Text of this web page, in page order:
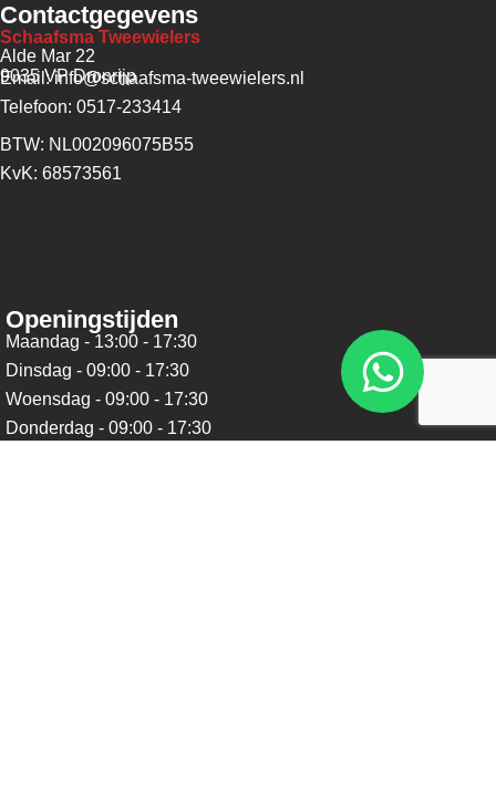
Contactgegevens
Schaafsma Tweewielers
Alde Mar 22
9035 VP Dronrijp
Email: info@schaafsma-tweewielers.nl
Telefoon: 0517-233414
BTW: NL002096075B55
KvK: 68573561
Openingstijden
Maandag - 13:00 - 17:30
Dinsdag - 09:00 - 17:30
Woensdag - 09:00 - 17:30
Donderdag - 09:00 - 17:30